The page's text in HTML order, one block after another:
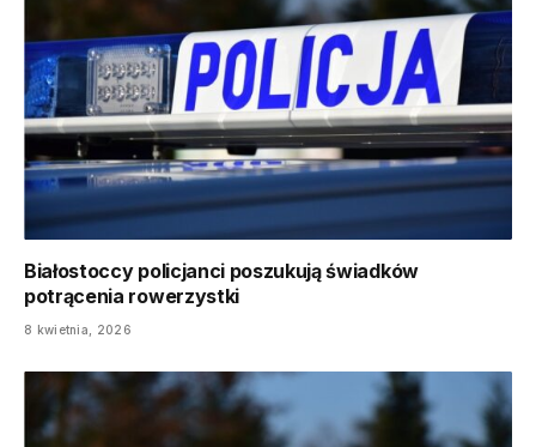
Białostoccy policjanci poszukują świadków
potrącenia rowerzystki
8 kwietnia, 2026